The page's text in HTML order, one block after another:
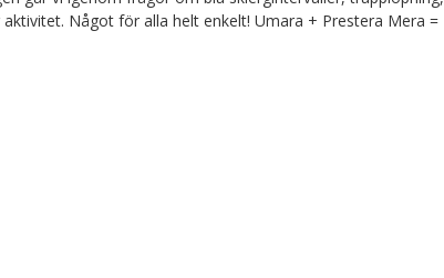
Något för alla helt enkelt! Umara + Prestera Mera =